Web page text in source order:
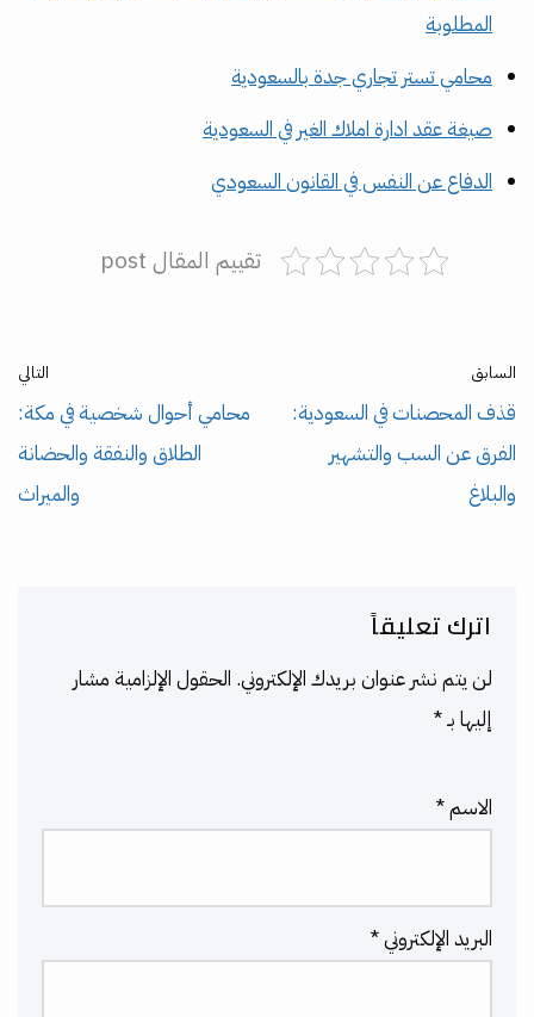
المطلوبة
محامي تستر تجاري جدة بالسعودية
صيغة عقد ادارة املاك الغير في السعودية
الدفاع عن النفس في القانون السعودي
تقييم المقال post
السابق
قذف المحصنات في السعودية:
الفرق عن السب والتشهير
والبلاغ
التالي
محامي أحوال شخصية في مكة:
الطلاق والنفقة والحضانة
والميراث
اترك تعليقاً
لن يتم نشر عنوان بريدك الإلكتروني. الحقول الإلزامية مشار
إليها بـ*
الاسم*
البريد الإلكتروني*